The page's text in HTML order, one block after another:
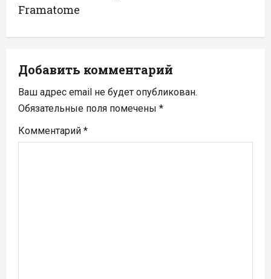
а
ц
и
я
п
о
Framatome
Добавить комментарий
Ваш адрес email не будет опубликован.
Обязательные поля помечены *
Комментарий *